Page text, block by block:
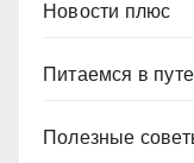
Новости плюс
Питаемся в
Полезные